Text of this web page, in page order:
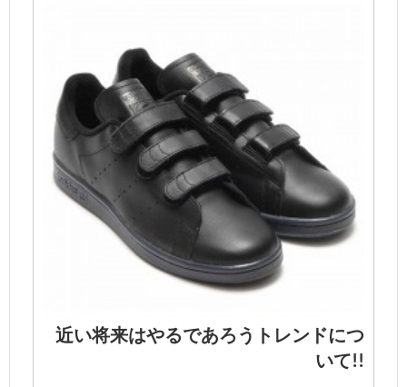
近い将来はやるであろうトレンドにつ
いて!!